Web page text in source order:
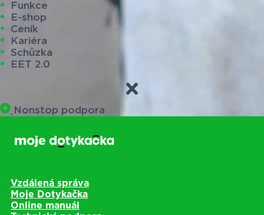
Funkce
E-shop
Ceník
Kariéra
Schůzka
EET 2.0
Nonstop podpora
Vzdálená správa
Moje Dotykačka
Online manuál